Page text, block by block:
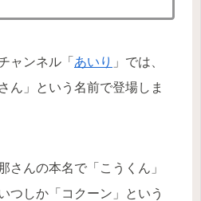
ャンネル「 あいり 」では、
ん」という名前で登場しま
さんの本名で「こうくん」
つしか「コクーン」という